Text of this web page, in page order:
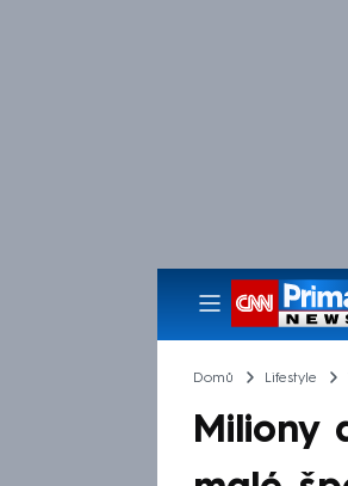
Domů Lifestyle
Miliony